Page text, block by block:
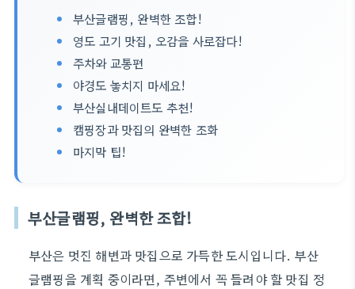
부산글램핑, 완벽한 조합!
영도 고기 맛집, 오감을 사로잡다!
주차와 교통편
야경도 놓치지 마세요!
부산실내데이트도 추천!
캠핑장과 맛집의 완벽한 조화
마지막 팁!
부산글램핑, 완벽한 조합!
부산은 멋진 해변과 맛집으로 가득한 도시입니다. 부산
글램핑을 계획 중이라면, 주변에서 꼭 들려야 할 맛집 정